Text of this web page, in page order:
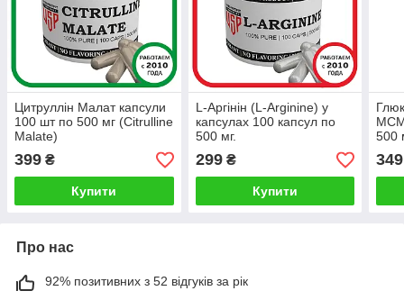
Цитруллін Малат капсули
100 шт по 500 мг (Citrulline
Malate)
399 ₴
Купити
L-Аргінін (L-Arginine) у
капсулах 100 капсул по
500 мг.
299₴
Купити
МСМ
500
349
Про нас
92% позитивних з 52 відгуків за рік